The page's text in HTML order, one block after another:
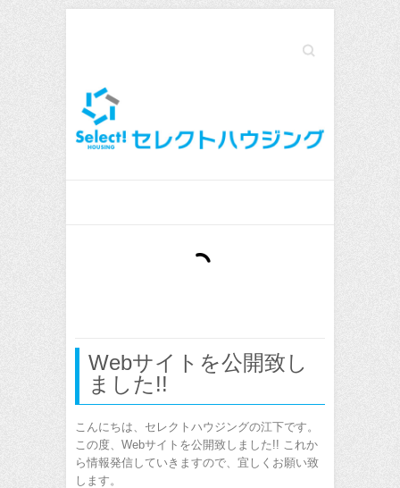
Search
Webサイトを公開致し
ました!!
こんにちは、セレクトハウジングの江下です。
この度、Webサイトを公開致しました!! これか
ら情報発信していきますので、宜しくお願い致
します。